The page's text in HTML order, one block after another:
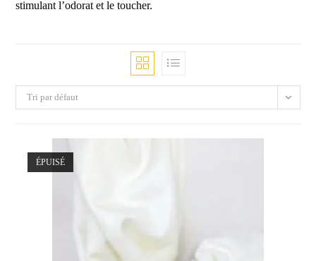
stimulant l’odorat et le toucher.
Tri par défaut
ÉPUISÉ